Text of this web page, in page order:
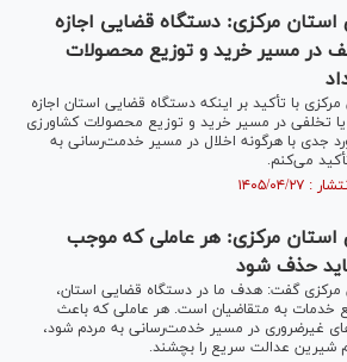
مرکزی: دستگاه قضایی اجازه
در مسیر خرید و توزیع محصولات
با تأکید بر اینکه دستگاه قضایی استان اجازه
یا تخلفی در مسیر خرید و توزیع محصولات کشاورزی
جدی با هرگونه اخلال در مسیر خدمت‌رسانی به
می‌کنم.
مرکزی: هر عاملی که موجب
حذف شود
گفت: هدف ما در دستگاه قضایی استان،
خدمات به متقاضیان است. هر عاملی که باعث
غیرضروری در مسیر خدمت‌رسانی به مردم شود،
شیرین عدالت سریع را بچشند.